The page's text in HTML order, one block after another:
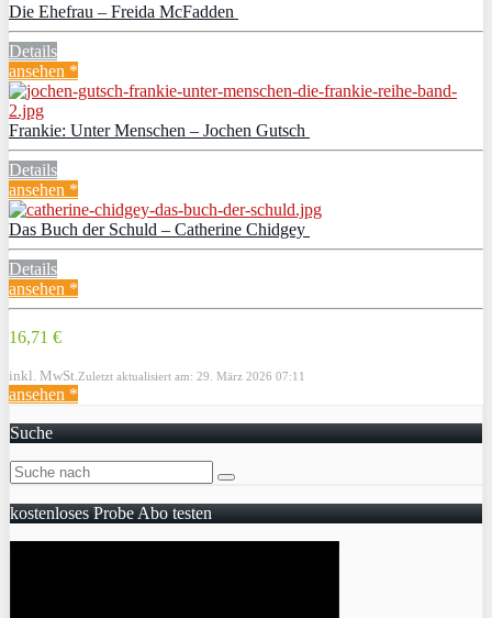
Die Ehefrau – Freida McFadden
Details
ansehen *
Frankie: Unter Menschen – Jochen Gutsch
Details
ansehen *
Das Buch der Schuld – Catherine Chidgey
Details
ansehen *
16,71 €
inkl. MwSt. Zuletzt aktualisiert am: 29. März 2026 07:11
ansehen *
Suche
kostenloses Probe Abo testen